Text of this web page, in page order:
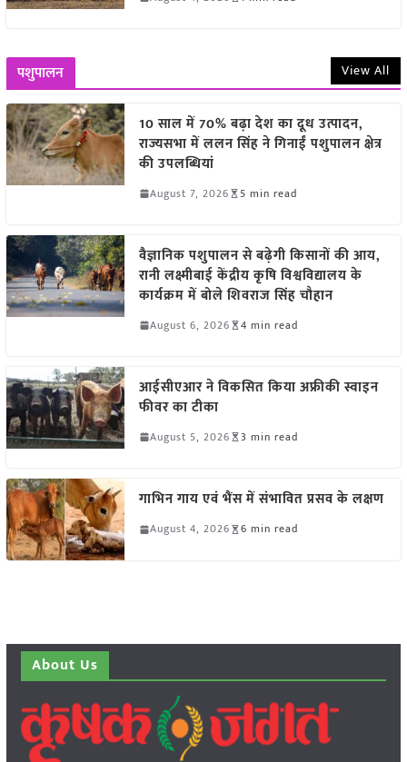
पशुपालन View All
10 साल में 70% बढ़ा देश का दूध उत्पादन,
राज्यसभा में ललन सिंह ने गिनाईं पशुपालन क्षेत्र
की उपलब्धियां
August 7, 2026 5 min read
वैज्ञानिक पशुपालन से बढ़ेगी किसानों की आय,
रानी लक्ष्मीबाई केंद्रीय कृषि विश्वविद्यालय के
कार्यक्रम में बोले शिवराज सिंह चौहान
August 6, 2026 4 min read
आईसीएआर ने विकसित किया अफ्रीकी स्वाइन
फीवर का टीका
August 5, 2026 3 min read
गाभिन गाय एवं भैंस में संभावित प्रसव के लक्षण
August 4, 2026 6 min read
About Us